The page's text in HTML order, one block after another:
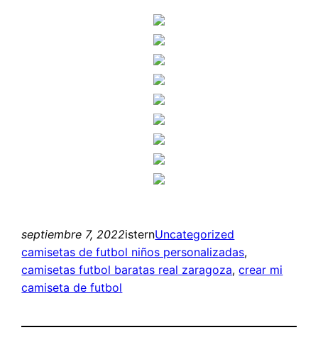
septiembre 7, 2022isternUncategorized
camisetas de futbol niños personalizadas
camisetas futbol baratas real zaragoza, crear mi
camiseta de futbol